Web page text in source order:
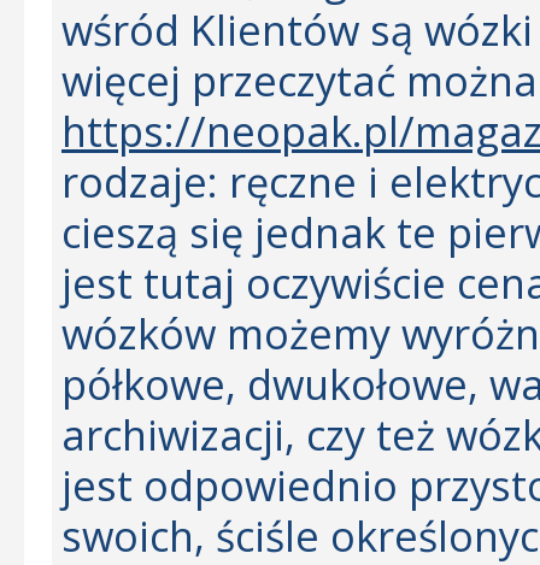
wśród Klientów są
więcej przeczytać
https://neopak.pl/
rodzaje: ręczne i
cieszą się jednak te
jest tutaj oczywiście
wózków możemy
półkowe, dwukołowe,
archiwizacji, czy też
jest odpowiednio
swoich, ściśle